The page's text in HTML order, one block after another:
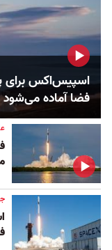
اسپیس‌اکس برای
فضا آماده می‌شود